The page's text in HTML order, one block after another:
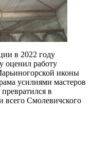
в 2022 году
оценил работу
иконы
усилиями мастеров
в
Смолевичского